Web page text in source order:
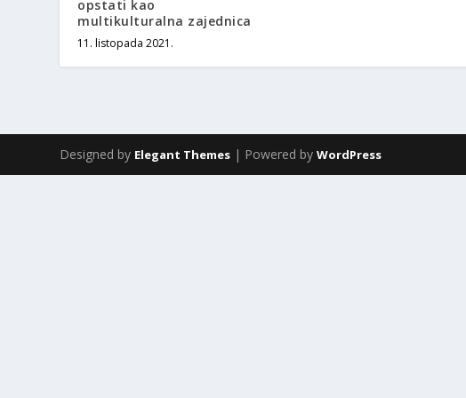
opstati kao
multikulturalna zajednica
11. listopada 2021.
Designed by Elegant Themes | Powered byWordPress